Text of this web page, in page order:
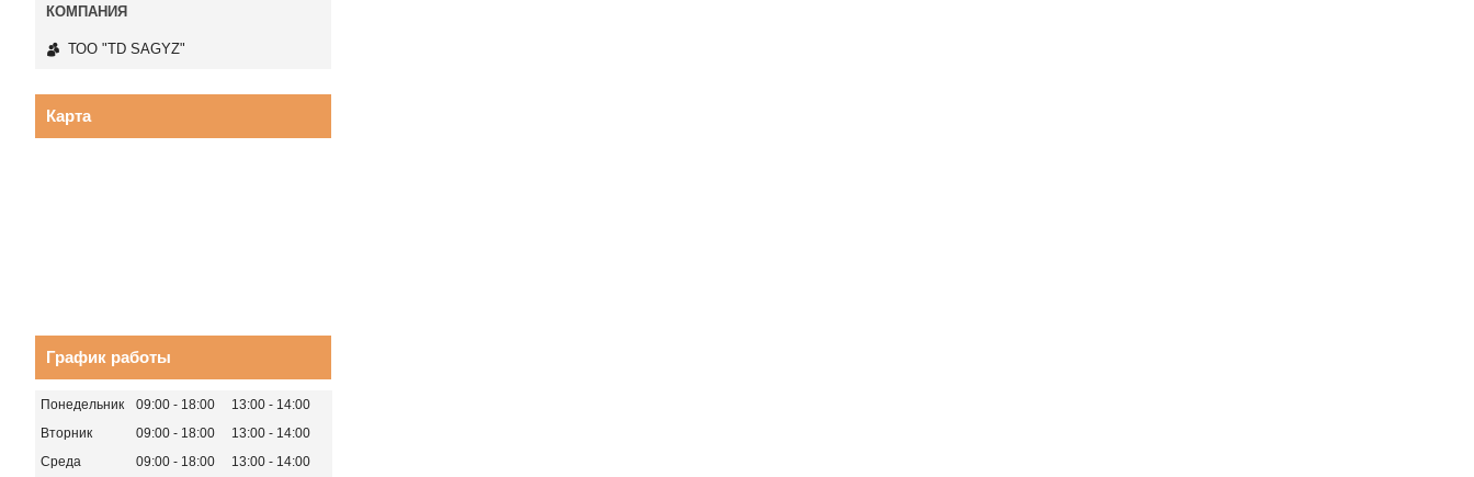
ТОО "TD SAGYZ"
Карта
График работы
Понедельник 09:00 18:00 13:00
14:00
Вторник
09:00 18:00 13:00
14:00
Среда
09:00 18:00 13:00
14:00